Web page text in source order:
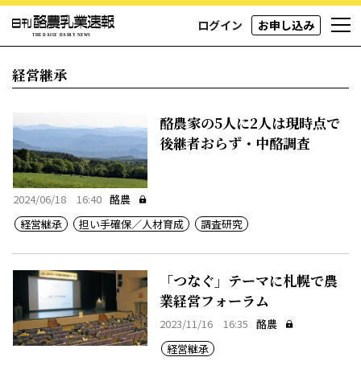
ログイン お申し込み
経営継承
酪農家の5人に2人は現時点で
後継者おらず・中酪調査
2024/06/18 16:40 酪農
経営継承
担い手確保／人材育成 調査研究
「つなぐ」テーマに札幌で農
業経営フォーラム
2023/11/16 16:35 酪農
経営継承